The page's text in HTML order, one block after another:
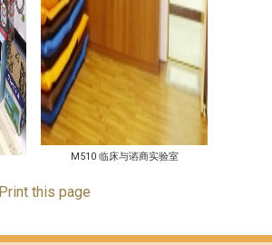
M510 临床与谘商实验室
Print this page